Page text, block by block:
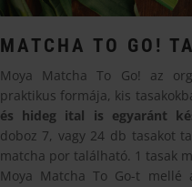
MATCHA TO GO!
Moya Matcha To Go! az
praktikus formája, kis
és hideg ital is egyaránt
doboz 7, vagy 24 db tasakot
matcha por található. 1 tasak
Moya Matcha To Go-t mellé